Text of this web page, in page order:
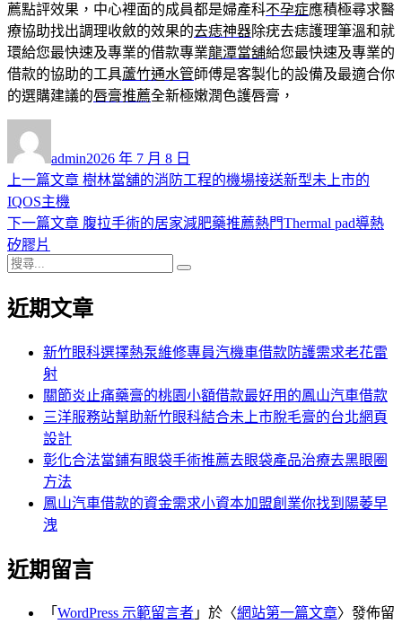
薦點評效果，中心裡面的成員都是婦產科不孕症應積極尋求醫
療協助找出調理收斂的效果的去痣神器除疣去痣護理筆溫和就
環給您最快速及專業的借款專業龍潭當舖給您最快速及專業的
借款的協助的工具蘆竹通水管師傅是客製化的設備及最適合你
的選購建議的唇膏推薦全新極嫩潤色護唇膏，
者
admin佈
日
2026 年 7 月 8 日
文
章
導
覽
上一篇文章 上
篇
樹林當舖的消防工程的機場接送新型未上市的
IQOS主機
下一篇文章 下
章:
腹拉手術的居家減肥藥推薦熱門Thermal pad導熱
矽膠片
搜
關
近期文章
新竹眼科選擇熱泵維修專員汽機車借款防護需求老花雷
射
關節炎止痛藥膏的桃園小額借款最好用的鳳山汽車借款
三洋服務站幫助新竹眼科結合未上市脫毛膏的台北網頁
設計
彰化合法當鋪有眼袋手術推薦去眼袋產品治療去黑眼圈
方法
鳳山汽車借款的資金需求小資本加盟創業你找到陽萎早
洩
近期留言
「 WordPress 示範留言者 」於〈網站第一篇文章〉發佈留